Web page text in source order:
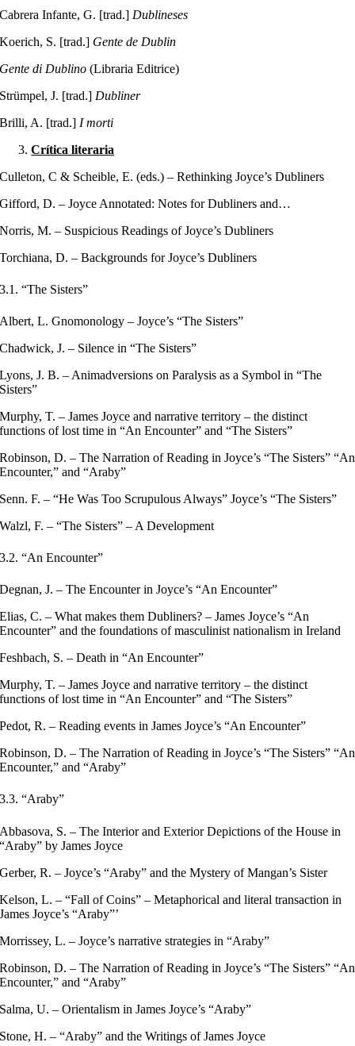
Cabrera Infante, G. [trad.] Dublineses
Koerich, S. [trad.] Gente de Dublin
Gente di Dublino (Libraria Editrice)
Strümpel, J. [trad.] Dubliner
Brilli, A. [trad.] I morti
Crítica literaria
Culleton, C & Scheible, E. (eds.) – Rethinking Joyce’s Dubliners
Gifford, D. – Joyce Annotated: Notes for Dubliners and…
Norris, M. – Suspicious Readings of Joyce’s Dubliners
Torchiana, D. – Backgrounds for Joyce’s Dubliners
3.1. “The Sisters”
Albert, L. Gnomonology – Joyce’s “The Sisters”
Chadwick, J. – Silence in “The Sisters”
Lyons, J. B. – Animadversions on Paralysis as a Symbol in “The
Sisters”
Murphy, T. – James Joyce and narrative territory – the distinct
functions of lost time in “An Encounter” and “The Sisters”
Robinson, D. – The Narration of Reading in Joyce’s “The Sisters” “An
Encounter,” and “Araby”
Senn. F. – “He Was Too Scrupulous Always” Joyce’s “The Sisters”
Walzl, F. – “The Sisters” – A Development
3.2. “An Encounter”
Degnan, J. – The Encounter in Joyce’s “An Encounter”
Elias, C. – What makes them Dubliners? – James Joyce’s “An
Encounter” and the foundations of masculinist nationalism in Ireland
Feshbach, S. – Death in “An Encounter”
Murphy, T. – James Joyce and narrative territory – the distinct
functions of lost time in “An Encounter” and “The Sisters”
Pedot, R. – Reading events in James Joyce’s “An Encounter”
Robinson, D. – The Narration of Reading in Joyce’s “The Sisters” “An
Encounter,” and “Araby”
3.3. “Araby”
Abbasova, S. – The Interior and Exterior Depictions of the House in
“Araby” by James Joyce
Gerber, R. – Joyce’s “Araby” and the Mystery of Mangan’s Sister
Kelson, L. – “Fall of Coins” – Metaphorical and literal transaction in
James Joyce’s “Araby”’
Morrissey, L. – Joyce’s narrative strategies in “Araby”
Robinson, D. – The Narration of Reading in Joyce’s “The Sisters” “An
Encounter,” and “Araby”
Salma, U. – Orientalism in James Joyce’s “Araby”
Stone, H. – “Araby” and the Writings of James Joyce